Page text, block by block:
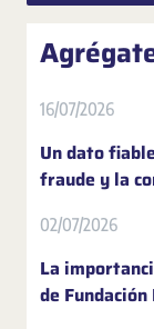
16/07/2026
Un dato
fraude y la
02/07/2026
La
de